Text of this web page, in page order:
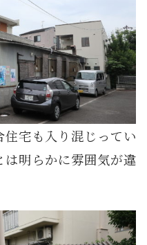
住宅も入り混じってい
明らかに雰囲気が違